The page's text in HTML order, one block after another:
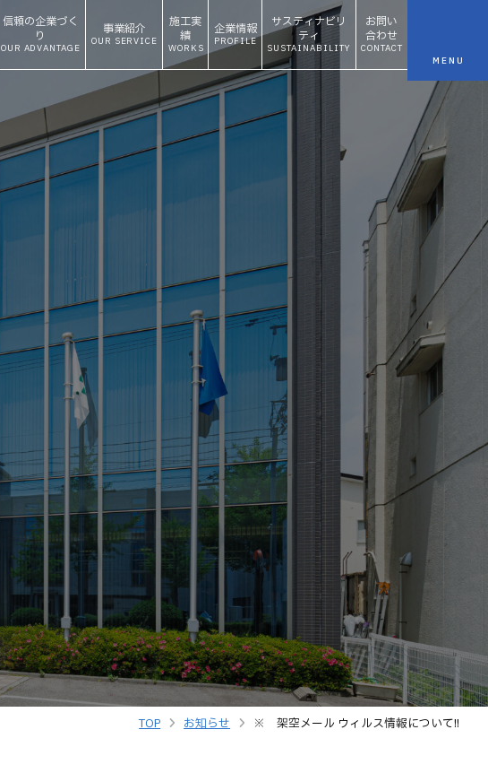
信頼の企業づく
り
OUR ADVANTAGE
事業紹介
OUR SERVICE
施工実
績
WORKS
企業情報
PROFILE
サスティナビリ
ティ
SUSTAINABILITY
お問い
合わせ
CONTACT
TOP お知らせ ※ 架空メール ウィルス情報について!!